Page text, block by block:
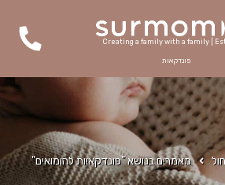
Creating a family with a family | Est
פונדקאות
מאמרים בנושא "פונדקאיות להומואים"